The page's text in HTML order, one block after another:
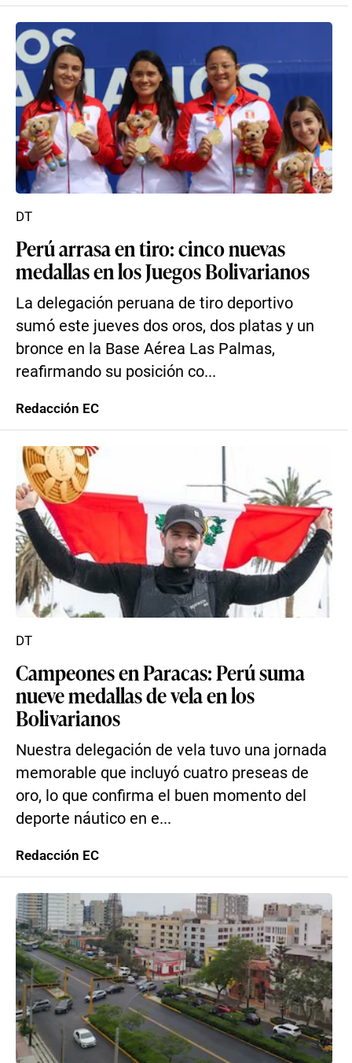
Perú arrasa en tiro: cinco nuevas
medallas en los Juegos Bolivarianos
La delegación peruana de tiro deportivo
sumó este jueves dos oros, dos platas y un
bronce en la Base Aérea Las Palmas,
reafirmando su posición co...
DT
Redacción EC
Campeones en Paracas: Perú suma
nueve medallas de vela en los
Bolivarianos
Nuestra delegación de vela tuvo una jornada
memorable que incluyó cuatro preseas de
oro, lo que confirma el buen momento del
deporte náutico en e...
DT
Redacción EC